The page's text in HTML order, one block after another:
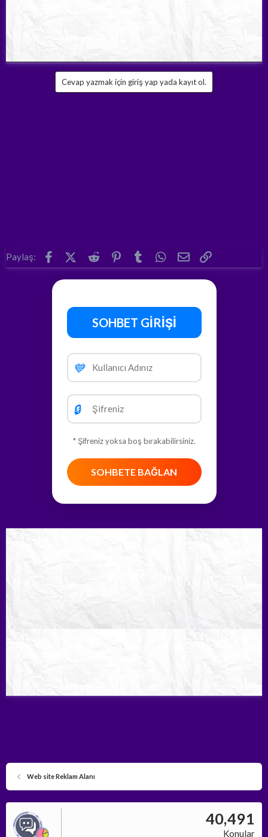
Cevap yazmak için giriş yap yada kayıt ol.
Paylaş: FacebookX (Twitter)
Reddit Pinterest
Tumblr WhatsApp
E-posta
SOHBET GİRİŞİ
💙
🔒
* Şifreniz yoksa boş bırakabilirsiniz.
SOHBETE BAĞLAN
Web site Reklam Alanı
40,491
Konular